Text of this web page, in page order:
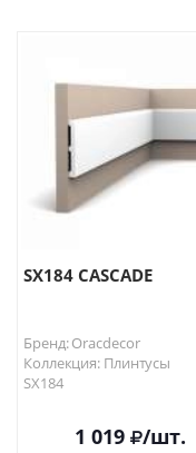
В КОРЗИНУ
SX184 CASCADE
Бренд: Oracdecor
Коллекция: Плинтусы
SX184
1 019 /шт.